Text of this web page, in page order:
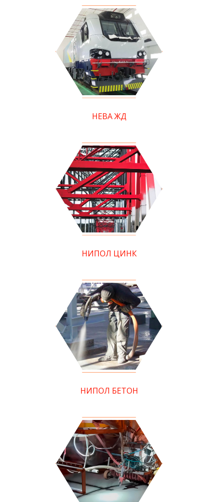
НЕВА ЖД
НИПОЛ ЦИНК
НИПОЛ БЕТОН